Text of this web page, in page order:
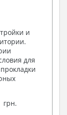
Узлы
и
для
грн.